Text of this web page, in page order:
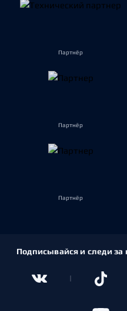
Партнёр
Партнёр
Партнёр
Подписывайся и следи за